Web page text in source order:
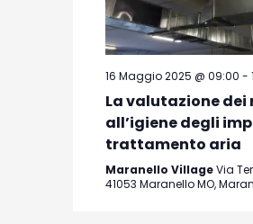
16 Maggio 2025 @ 09:00 -
La valutazione
all’igiene degli
trattamento aria
Maranello VillageVia
41053 Maranello MO,